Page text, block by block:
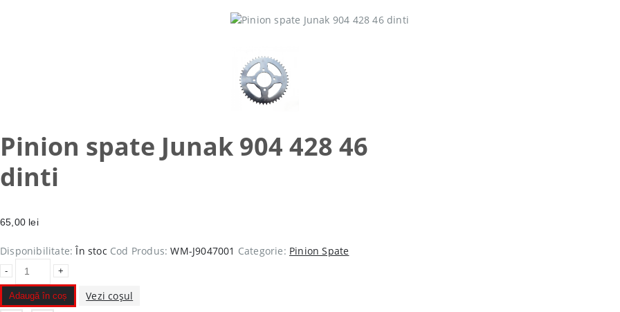
Pinion spate Junak 904 428 46
dinti
65,00 lei
Disponibilitate:În stoc Cod Produs:WM-J9047001 Categorie: Pinion Spate
- +
Adaugă în coș Vezi coșul